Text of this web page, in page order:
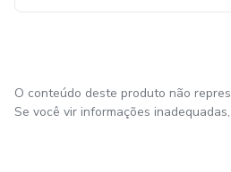
O conteúdo deste produto não
Se você vir informações inadequadas,